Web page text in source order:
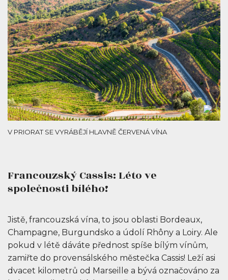
V PRIORAT SE VYRÁBĚJÍ HLAVNĚ ČERVENÁ VÍNA
Francouzský Cassis: Léto ve
společnosti bílého!
Jistě, francouzská vína, to jsou oblasti Bordeaux,
Champagne, Burgundsko a údolí Rhôny a Loiry. Ale
pokud v létě dáváte přednost spíše bílým vínům,
zamiřte do provensálského městečka Cassis! Leží asi
dvacet kilometrů od Marseille a bývá označováno za